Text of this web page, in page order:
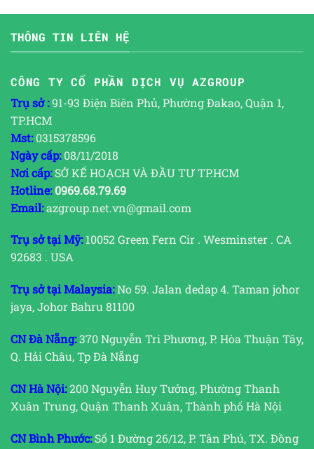
THÔNG TIN LIÊN HỆ
CÔNG TY CỔ PHẦN DỊCH VỤ AZGROUP
Trụ sở :91-93 Điện Biên Phủ, Phường Đakao, Quận 1,
TP.HCM
Mst:0315378596
Ngày cấp:08/11/2018
Nơi cấp:SỞ KẾ HOẠCH VÀ ĐẦU TƯ TP.HCM
Hotline: 0969.68.79.69
Email:azgroup.net.vn@gmail.com
Trụ sở tại Mỹ:10052 Green Fern Cir . Wesminster . CA
92683 . USA
Trụ sở tại Malaysia:No 59. Jalan dedap 4. Taman johor
jaya, Johor Bahru 81100
CN Đà Nẵng:370 Nguyễn Tri Phương, P. Hòa Thuận Tây,
Q. Hải Châu, Tp Đà Nẵng
CN Hà Nội:200 Nguyễn Huy Tưởng, Phường Thanh
Xuân Trung, Quận Thanh Xuân, Thành phố Hà Nội
CN Bình Phước:Số 1 Đường 26/12, P. Tân Phú, TX. Đồng